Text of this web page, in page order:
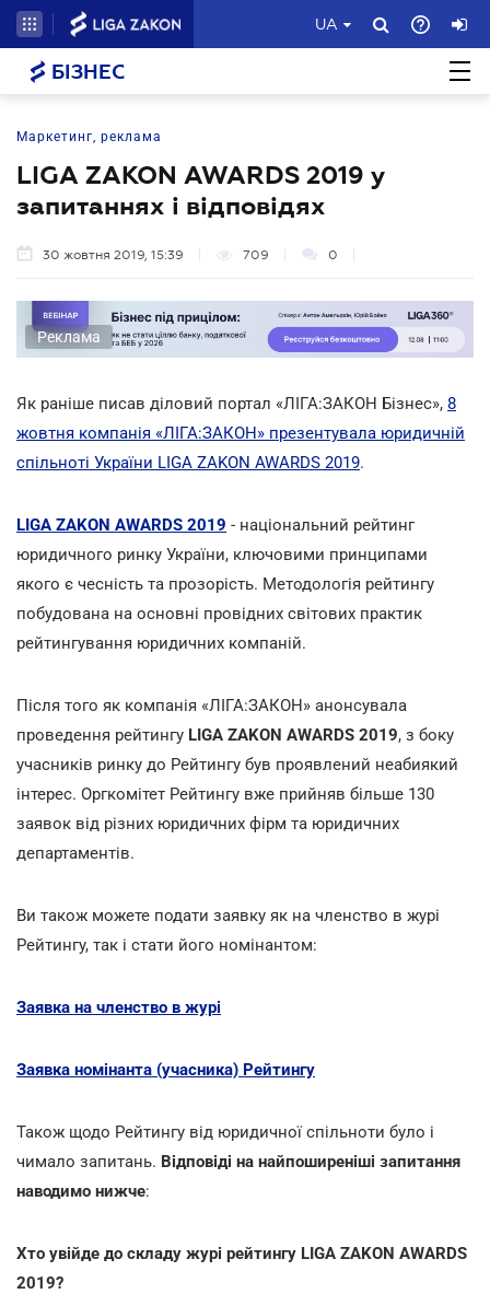
UA
БІЗНЕС
Маркетинг, реклама
LIGA ZAKON AWARDS 2019 у
запитаннях і відповідях
30 жовтня 2019, 15:39 709 0
Реклама
Як раніше писав діловий портал «ЛІГА:ЗАКОН Бізнес», 8
жовтня компанія «ЛІГА:ЗАКОН» презентувала юридичній
спільноті України LIGA ZAKON AWARDS 2019.
LIGA ZAKON AWARDS 2019 - національний рейтинг
юридичного ринку України, ключовими принципами
якого є чесність та прозорість. Методологія рейтингу
побудована на основні провідних світових практик
рейтингування юридичних компаній.
Після того як компанія «ЛІГА:ЗАКОН» анонсувала
проведення рейтингу LIGA ZAKON AWARDS 2019, з боку
учасників ринку до Рейтингу був проявлений неабиякий
інтерес. Оргкомітет Рейтингу вже прийняв більше 130
заявок від різних юридичних фірм та юридичних
департаментів.
Ви також можете подати заявку як на членство в журі
Рейтингу, так і стати його номінантом:
Заявка на членство в журі
Заявка номінанта (учасника) Рейтингу
Також щодо Рейтингу від юридичної спільноти було і
чимало запитань. Відповіді на найпоширеніші запитання
наводимо нижче:
Хто увійде до складу журі рейтингу LIGA ZAKON AWARDS
2019?